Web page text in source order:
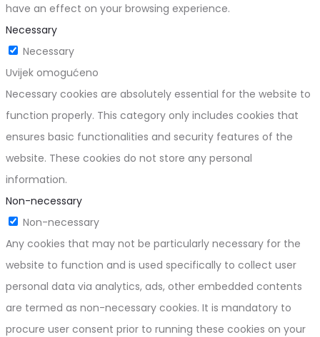
have an effect on your browsing experience.
Necessary
Necessary
Uvijek omogućeno
Necessary cookies are absolutely essential for the website to
function properly. This category only includes cookies that
ensures basic functionalities and security features of the
website. These cookies do not store any personal
information.
Non-necessary
Non-necessary
Any cookies that may not be particularly necessary for the
website to function and is used specifically to collect user
personal data via analytics, ads, other embedded contents
are termed as non-necessary cookies. It is mandatory to
procure user consent prior to running these cookies on your